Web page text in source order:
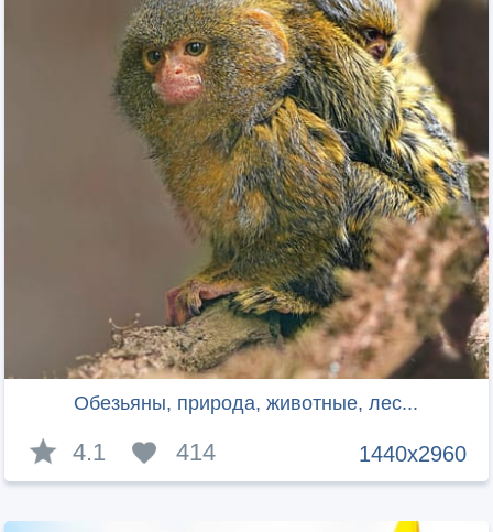
Обезьяны, природа, животные, лес...
1440x2960
4.1 414